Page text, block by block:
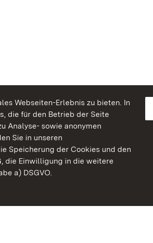
Webseiten-Erlebnis zu bieten. In
die für den Betrieb der Seite
Analyse- sowie anonymen
Sie in unseren
Speicherung der Cookies und den
die Einwilligung in die weitere
a) DSGVO.